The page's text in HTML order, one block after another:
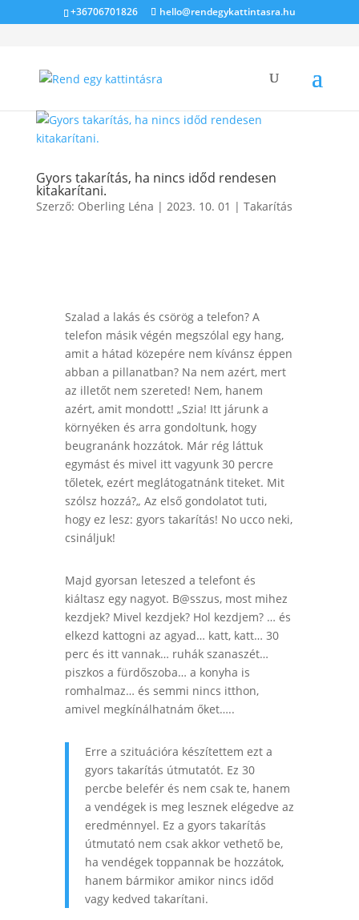
+36706701826 hello@rendegykattintasra.hu
Gyors takarítás, ha nincs időd rendesen
kitakarítani.
Szerző: Oberling Léna | 2023. 10. 01 | Takarítás
Szalad a lakás és csörög a telefon? A
telefon másik végén megszólal egy hang,
amit a hátad közepére nem kívánsz éppen
abban a pillanatban? Na nem azért, mert
az illetőt nem szereted! Nem, hanem
azért, amit mondott! „Szia! Itt járunk a
környéken és arra gondoltunk, hogy
beugranánk hozzátok. Már rég láttuk
egymást és mivel itt vagyunk 30 percre
tőletek, ezért meglátogatnánk titeket. Mit
szólsz hozzá?„ Az első gondolatot tuti,
hogy ez lesz: gyors takarítás! No ucco neki,
csináljuk!
Majd gyorsan leteszed a telefont és
kiáltasz egy nagyot. B@sszus, most mihez
kezdjek? Mivel kezdjek? Hol kezdjem? … és
elkezd kattogni az agyad… katt, katt… 30
perc és itt vannak… ruhák szanaszét…
piszkos a fürdőszoba… a konyha is
romhalmaz… és semmi nincs itthon,
amivel megkínálhatnám őket…..
Erre a szituációra készítettem ezt a
gyors takarítás útmutatót. Ez 30
percbe belefér és nem csak te, hanem
a vendégek is meg lesznek elégedve az
eredménnyel. Ez a gyors takarítás
útmutató nem csak akkor vethető be,
ha vendégek toppannak be hozzátok,
hanem bármikor amikor nincs időd
vagy kedved takarítani.